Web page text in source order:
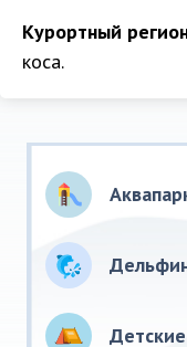
Курортный
коса.